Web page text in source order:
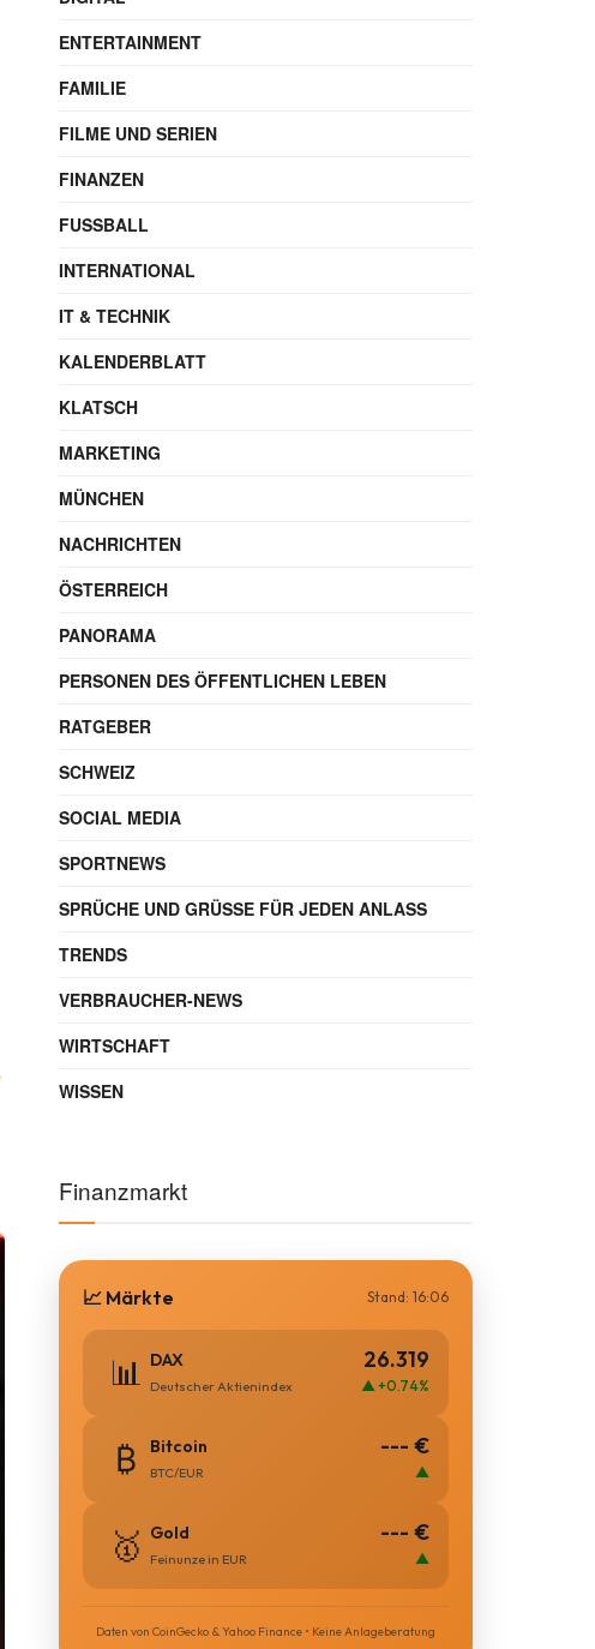
ENTERTAINMENT
FAMILIE
FILME UND SERIEN
FINANZEN
FUSSBALL
INTERNATIONAL
IT & TECHNIK
KALENDERBLATT
KLATSCH
MARKETING
MÜNCHEN
NACHRICHTEN
ÖSTERREICH
PANORAMA
PERSONEN DES ÖFFENTLICHEN LEBEN
RATGEBER
SCHWEIZ
SOCIAL MEDIA
SPORTNEWS
SPRÜCHE UND GRÜSSE FÜR JEDEN ANLASS
TRENDS
VERBRAUCHER-NEWS
WIRTSCHAFT
WISSEN
Finanzmarkt
📈 Märkte Stand: 16:06
📊 DAX
Deutscher Aktienindex
26.319
▲ +0.74%
₿ Bitcoin
BTC/EUR
--- €
▲
🥇 Gold
Feinunze in EUR
--- €
▲
Daten von CoinGecko & Yahoo Finance • Keine Anlageberatung